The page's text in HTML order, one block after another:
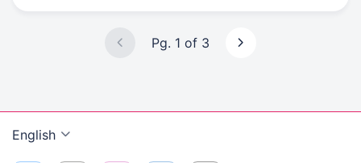
Pg. 1 of 3
English